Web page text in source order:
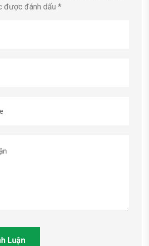
được đánh dấu *
Luận